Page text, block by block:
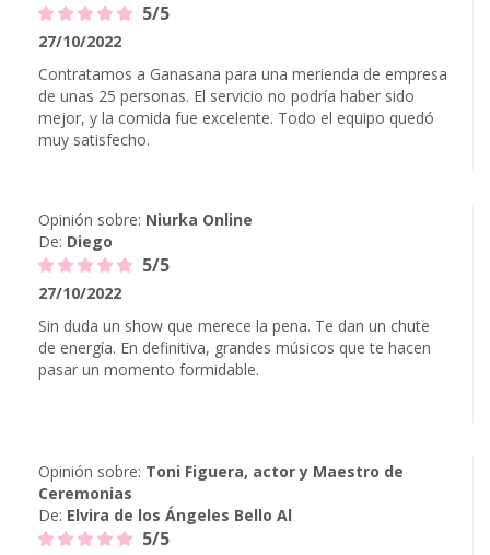
5/5
27/10/2022
Contratamos a Ganasana para una merienda de empresa
de unas 25 personas. El servicio no podría haber sido
mejor, y la comida fue excelente. Todo el equipo quedó
muy satisfecho.
Opinión sobre: Niurka Online
De: Diego
5/5
27/10/2022
Sin duda un show que merece la pena. Te dan un chute
de energía. En definitiva, grandes músicos que te hacen
pasar un momento formidable.
Opinión sobre: Toni Figuera, actor y Maestro de
Ceremonias
De: Elvira de los Ángeles Bello Al
5/5